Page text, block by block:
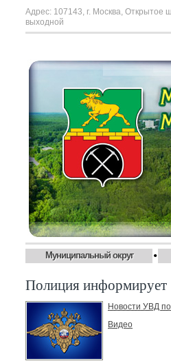
Адрес: 107143, г. Москва, Открытое
выходной
Муниципальный округ •
Полиция информирует
Новости УВД
Видео